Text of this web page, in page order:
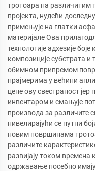
тротоара на различитим
пројекта, нудећи
примењује на глатки
материјале Ова
технологије адхезије
композиције субстрата и
обимном припремом
прајмерима у већини
цене ову свестраност
инвентаром и смањује
производа за различите
нивелирајући се путни
новим површинама
различите
развијају током времена
одржавање посебно